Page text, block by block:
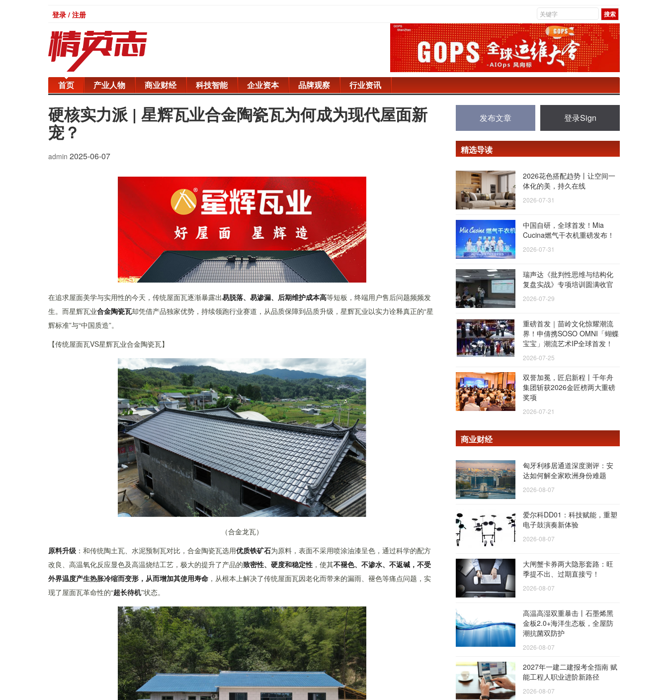
登录 / 注册
首页 产业人物 商业财经 科技智能 企业资本 品牌观察 行业资讯
硬核实力派 | 星辉瓦业合金陶瓷瓦为何成为现代屋面新
宠？
admin 2025-06-07
在追求屋面美学与实用性的今天，传统屋面瓦逐渐暴露出易脱落、易渗漏、后期维护成本高等短板，终端用户售后问题频频发
生。而星辉瓦业合金陶瓷瓦却凭借产品独家优势，持续领跑行业赛道，从品质保障到品质升级，星辉瓦业以实力诠释真正的“星
辉标准”与“中国质造”。
【传统屋面瓦VS星辉瓦业合金陶瓷瓦】
（合金龙瓦）
原料升级 ：和传统陶土瓦、水泥预制瓦对比，合金陶瓷瓦选用优质铁矿石为原料，表面不采用喷涂油漆呈色，通过科学的配方
改良、高温氧化反应显色及高温烧结工艺，极大的提升了产品的致密性、硬度和稳定性 ，使其不褪色、不渗水、不返碱，不受
外界温度产生热胀冷缩而变形，从而增加其使用寿命 ，从根本上解决了传统屋面瓦因老化而带来的漏雨、褪色等痛点问题，实
现了屋面瓦革命性的“超长待机”状态。
发布文章 登录Sign
精选导读
2026花色搭配趋势丨让空间一
体化的美，持久在线
2026-07-31
中国自研，全球首发！Mia
Cucina燃气干衣机重磅发布！
2026-07-31
瑞声达《批判性思维与结构化
复盘实战》专项培训圆满收官
2026-07-29
重磅首发｜苗岭文化惊耀潮流
界！申倩携SOSO OMNI「蝴蝶
宝宝」潮流艺术IP全球首发！
2026-07-25
双誉加冕，匠启新程丨千年舟
集团斩获2026金匠榜两大重磅
奖项
2026-07-21
商业财经
匈牙利移居通道深度测评：安
达如何解全家欧洲身份难题
2026-08-07
爱尔科DD01：科技赋能，重塑
电子鼓演奏新体验
2026-08-07
大闸蟹卡券两大隐形套路：旺
季提不出、过期直接亏！
2026-08-07
高温高湿双重暴击丨石墨烯黑
金板2.0+海洋生态板，全屋防
潮抗菌双防护
2026-08-07
2027年一建二建报考全指南 赋
能工程人职业进阶新路径
2026-08-07